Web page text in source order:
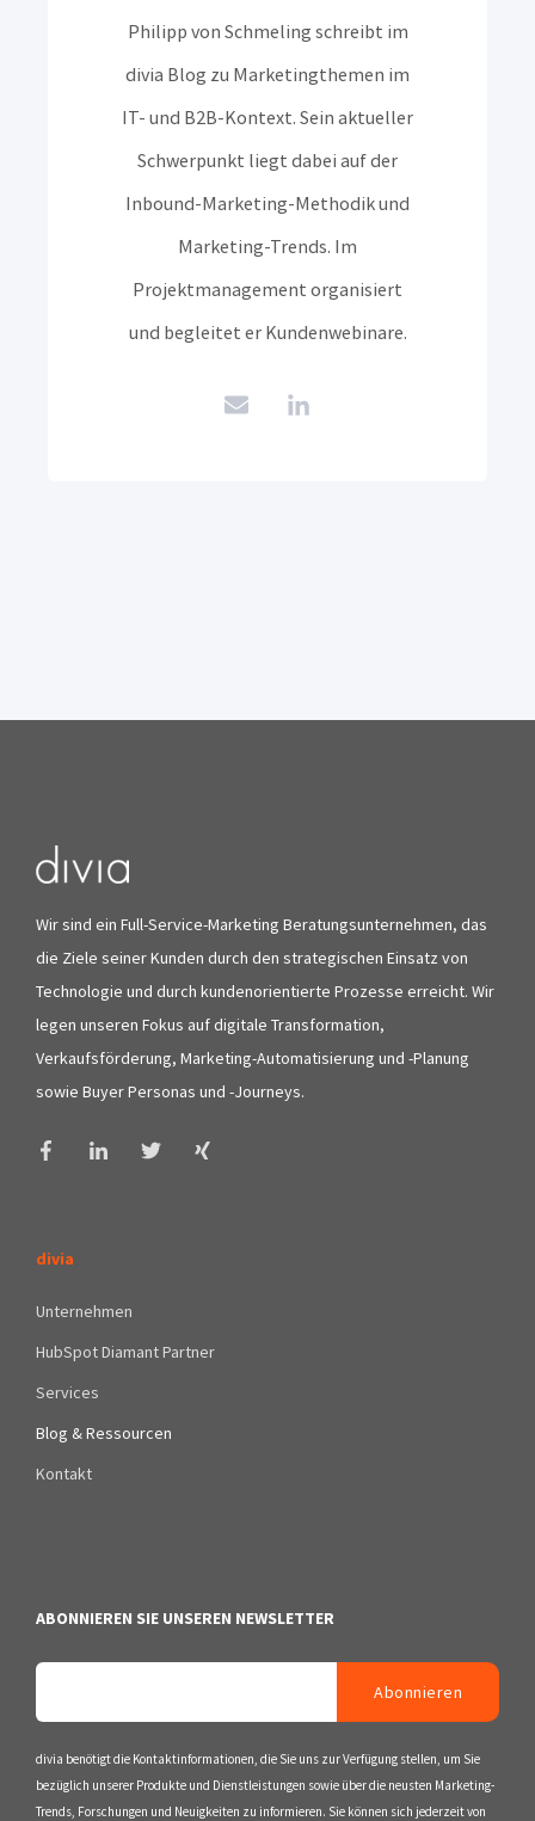
Philipp von Schmeling schreibt im
divia Blog zu Marketingthemen im
IT- und B2B-Kontext. Sein aktueller
Schwerpunkt liegt dabei auf der
Inbound-Marketing-Methodik und
Marketing-Trends. Im
Projektmanagement organisiert
und begleitet er Kundenwebinare.
Wir sind ein Full-Service-Marketing Beratungsunternehmen, das
die Ziele seiner Kunden durch den strategischen Einsatz von
Technologie und durch kundenorientierte Prozesse erreicht. Wir
legen unseren Fokus auf digitale Transformation,
Verkaufsförderung, Marketing-Automatisierung und -Planung
sowie Buyer Personas und -Journeys.
divia
Unternehmen
HubSpot Diamant Partner
Services
Blog & Ressourcen
Kontakt
ABONNIEREN SIE UNSEREN NEWSLETTER
divia benötigt die Kontaktinformationen, die Sie uns zur Verfügung stellen, um Sie
bezüglich unserer Produkte und Dienstleistungen sowie über die neusten Marketing-
Trends, Forschungen und Neuigkeiten zu informieren. Sie können sich jederzeit von